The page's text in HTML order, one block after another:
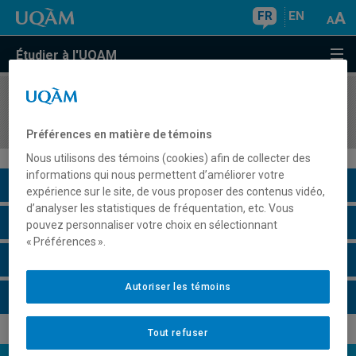
FR EN
Étudier à l'UQAM
COURS//
Description du cours
Horaire - Été 2026
Préférences en matière de témoins
Nous utilisons des témoins (cookies) afin de collecter des
informations qui nous permettent d’améliorer votre
expérience sur le site, de vous proposer des contenus vidéo,
d’analyser les statistiques de fréquentation, etc. Vous
pouvez personnaliser votre choix en sélectionnant
« Préférences ».
Tout refuser
Autoriser les témoins